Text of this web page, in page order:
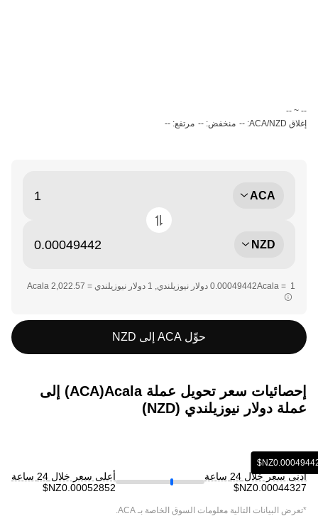
‏-- ~ ‎--‏
إغلاق ACA/NZD: --
منخفض: -- مرتفع: --
ACA
NZD
حوِّل ACA إلى NZD
إحصائيات سعر تحويل عملة ‏Acala(‏ACA) إلى
عملة ‏دولار نيوزيلندي (‏NZD)
أدنى سعر خلال 24 ساعة
أعلى سعر خلال 24 ساعة
*تعرض البيانات التالية معلومات السوق الخاصة بـ ACA
.